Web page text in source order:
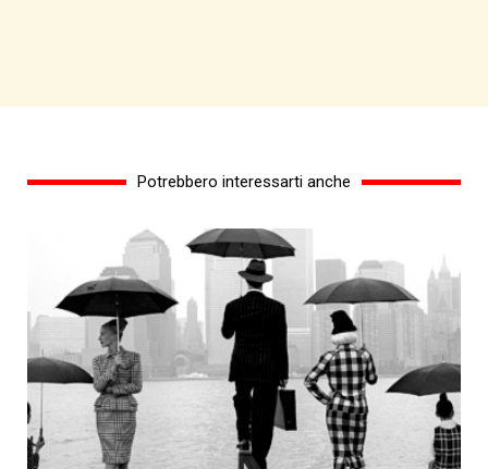
Potrebbero interessarti anche